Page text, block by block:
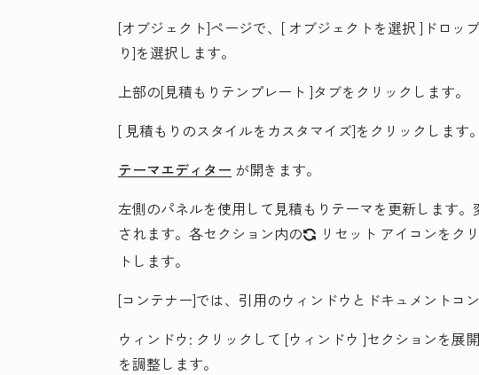
[オブジェクト]ページで、[ オブジェクトを選択 ]ドロッ
り]を選択します。
上部の[見積もりテンプレート ]タブをクリックします。
[ 見積もりのスタイルをカスタマイズ]をクリックします。
テーマエディター が開きます。
左側のパネルを使用して見積もりテーマを更新します
されます。各セクション内のrefresh リセット アイコンをク
トします。
[コンテナー]では、引用のウィンドウとドキュメントコ
ウィンドウ: クリックして [ウィンドウ ]セクションを展
を調整します。